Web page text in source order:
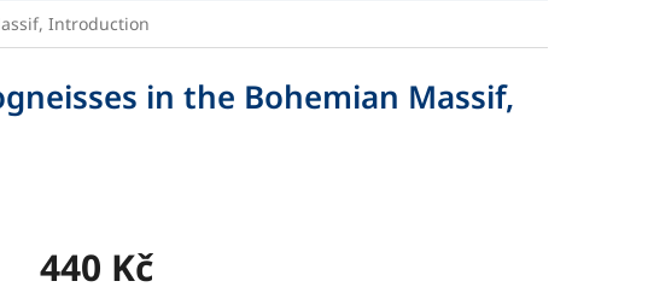
Introduction
in the Bohemian Massif,
440 Kč